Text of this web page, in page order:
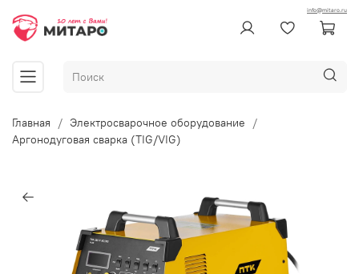
info@mitaro.ru
Главная
Электросварочное оборудование
Аргонодуговая сварка (TIG/VIG)